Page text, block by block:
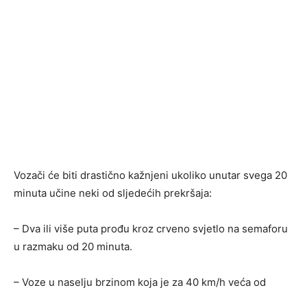
Vozači će biti drastično kažnjeni ukoliko unutar svega 20
minuta učine neki od sljedećih prekršaja:
– Dva ili više puta prođu kroz crveno svjetlo na semaforu
u razmaku od 20 minuta.
– Voze u naselju brzinom koja je za 40 km/h veća od